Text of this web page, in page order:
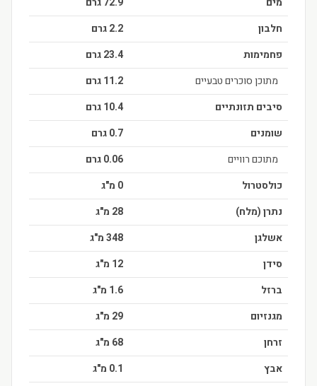
חלבון
2.2 גרם
פחמימות
23.4 גרם
מתוכן סוכרים טבעיים
11.2 גרם
סיבים תזונתיים
10.4 גרם
שומנים
0.7 גרם
מתוכם רוויים
0.06 גרם
כולסטרול
0 מ"ג
נתרן (מלח)
28 מ"ג
אשלגן
348 מ"ג
סידן
12 מ"ג
ברזל
1.6 מ"ג
מגנזיום
29 מ"ג
זרחן
68 מ"ג
אבץ
0.1 מ"ג